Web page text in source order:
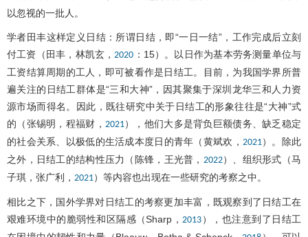
以忽视的一批人。
学者田丰这样定义日结：所谓日结，即“一日一结”，工作完成后立刻
付工资（田丰，林凯玄， 2020 ：15）。以日作为基本劳务测量单位与
工资结算周期的工人，即可被看作是日结工。目前，为我国学界所普
遍关注的日结工群体是“三和大神”，因其聚集于深圳龙华三和人力资
源市场而得名。因此，既往研究中关于日结工的形象往往是“大神”式
的（张锡明，程福财， 2021），他们大多是背负巨额债务、缺乏稳定
的社会关系、以极低的生活成本度日的青年（黄斌欢， 2021）。除此
之外，日结工的结构性压力（陈锋，王光普， 2022）、组织形式（马
子琪，张广利， 2021）等内容也出现在一些研究的考察之中。
相比之下，国外学界对日结工的考察更加丰富，既观察到了日结工在
艰难环境中的脆弱性和区隔感（Sharp， 2013 ），也注意到了日结工